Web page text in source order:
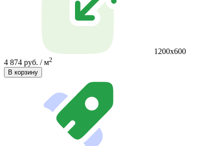
1200x600
4 874 руб. / м2
В корзину